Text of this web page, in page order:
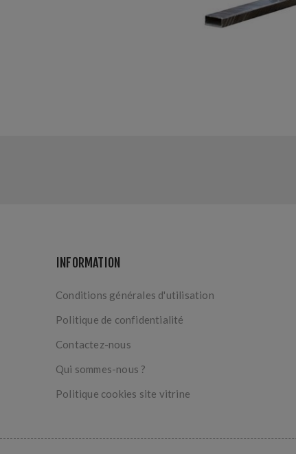
INFORMATION
Conditions générales d'utilisation
Politique de confidentialité
Contactez-nous
Qui sommes-nous ?
Politique cookies site vitrine